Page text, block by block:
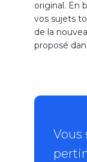
original. En
vos sujets
de la
proposé
Vous